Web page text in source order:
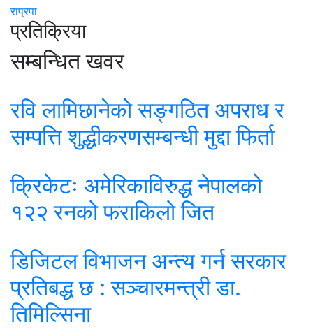
राप्रपा
प्रतिक्रिया
सम्बन्धित खवर
रवि लामिछानेको सङ्गठित अपराध र
सम्पत्ति शुद्धीकरणसम्बन्धी मुद्दा फिर्ता
क्रिकेटः अमेरिकाविरुद्ध नेपालको
१२२ रनको फराकिलो जित
डिजिटल विभाजन अन्त्य गर्न सरकार
प्रतिबद्ध छ : सञ्चारमन्त्री डा.
तिमिल्सिना